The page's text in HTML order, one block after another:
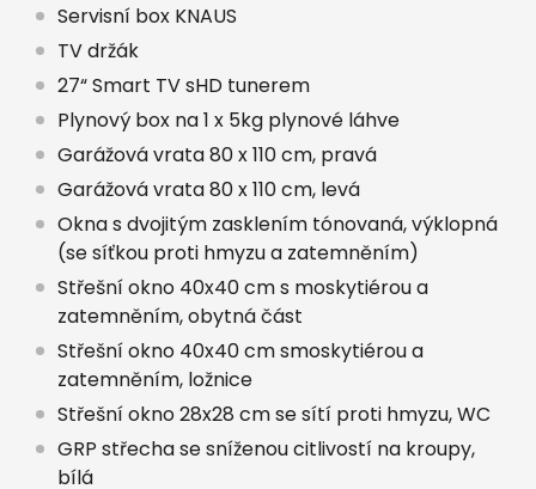
Servisní box KNAUS
TV držák
27“ Smart TV sHD tunerem
Plynový box na 1 x 5kg plynové láhve
Garážová vrata 80 x 110 cm, pravá
Garážová vrata 80 x 110 cm, levá
Okna s dvojitým zasklením tónovaná, výklopná
(se síťkou proti hmyzu a zatemněním)
Střešní okno 40x40 cm s moskytiérou a
zatemněním, obytná část
Střešní okno 40x40 cm smoskytiérou a
zatemněním, ložnice
Střešní okno 28x28 cm se sítí proti hmyzu, WC
GRP střecha se sníženou citlivostí na kroupy,
bílá